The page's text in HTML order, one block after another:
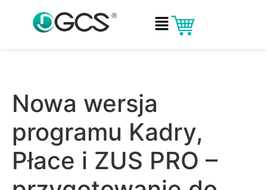
Nowa wersja
programu Kadry,
Płace i ZUS PRO –